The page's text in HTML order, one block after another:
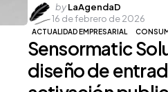
Posted
by
by LaAgendaD
16 de febrero de 2026
ACTUALIDAD EMPRESARIAL
Sensormatic
diseño de